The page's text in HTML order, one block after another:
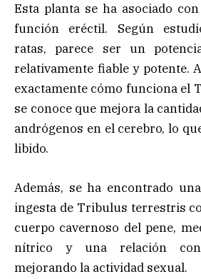
Esta planta se ha asociado
función eréctil. Según
ratas, parece ser un
relativamente fiable y potente.
exactamente cómo funciona el
se conoce que mejora la
andrógenos en el cerebro, lo
libido.
Además, se ha encontrado
ingesta de Tribulus terrestris
cuerpo cavernoso del pene,
nítrico y una relación con
mejorando la actividad sexual.